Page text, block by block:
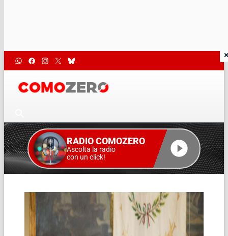
RADIO COMOZERO
Ascolta la radio
con un click!